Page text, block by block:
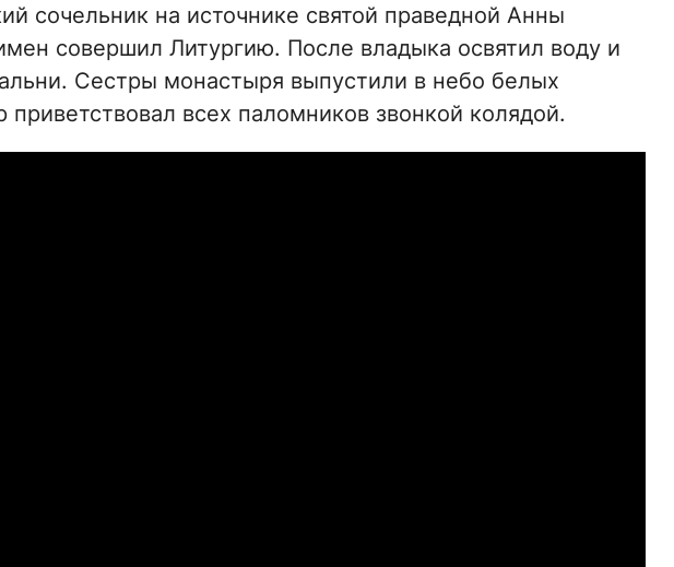
сочельник на источнике святой праведной Анны
совершил Литургию. После владыка освятил воду и
Сестры монастыря выпустили в небо белых
приветствовал всех паломников звонкой колядой.